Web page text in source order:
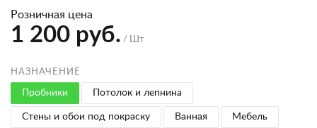
Розничная цена
1 200 руб. / Шт
НАЗНАЧЕНИЕ
Пробники Потолок и лепнина
Стены и обои под покраску Ванная Мебель